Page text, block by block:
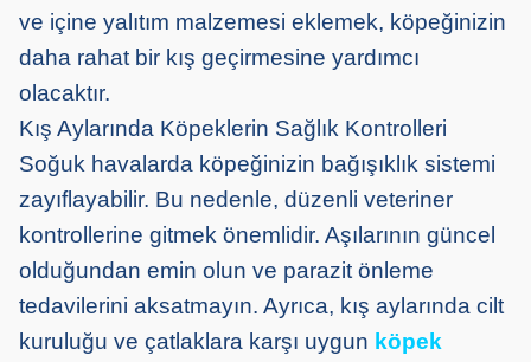
ve içine yalıtım malzemesi eklemek, köpeğinizin
daha rahat bir kış geçirmesine yardımcı
olacaktır.
Kış Aylarında Köpeklerin Sağlık Kontrolleri
Soğuk havalarda köpeğinizin bağışıklık sistemi
zayıflayabilir. Bu nedenle, düzenli veteriner
kontrollerine gitmek önemlidir. Aşılarının güncel
olduğundan emin olun ve parazit önleme
tedavilerini aksatmayın. Ayrıca, kış aylarında cilt
kuruluğu ve çatlaklara karşı uygun köpek